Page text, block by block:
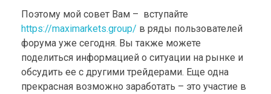
Поэтому мой совет Вам – вступайте
https://maximarkets.group/ в ряды пользователей
форума уже сегодня. Вы также можете
поделиться информацией о ситуации на рынке и
обсудить ее с другими трейдерами. Еще одна
прекрасная возможно заработать – это участие в